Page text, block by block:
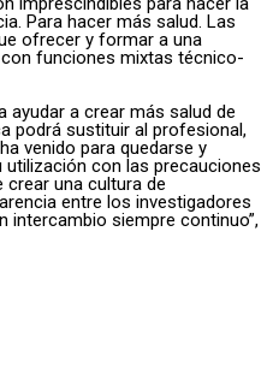
Para hacer más salud. Las
ofrecer y formar a una
funciones mixtas técnico-
ayudar a crear más salud de
podrá sustituir al profesional,
venido para quedarse y
con las precauciones
crear una cultura de
entre los investigadores
intercambio siempre continuo”,